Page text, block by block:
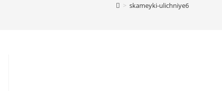
> skameyki-ulichniye6